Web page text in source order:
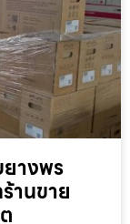
ยางพร
านขาย